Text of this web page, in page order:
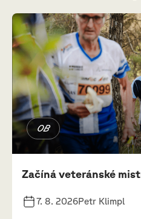
OB
Začíná veteránské
7. 8. 2026Petr Klimpl